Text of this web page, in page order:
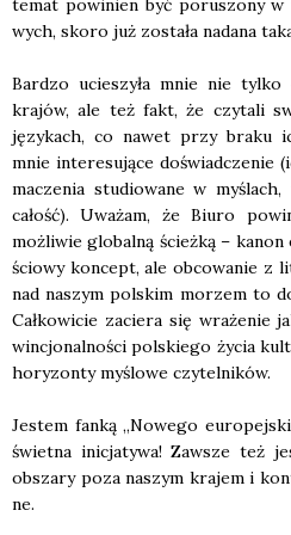
temat powi­nien być poru­szo­ny
wych, sko­ro już zosta­ła nada­na
Bar­dzo ucie­szy­ła mnie nie
kra­jów, ale też fakt, że czy­ta­li
języ­kach, co nawet przy bra­ku
mnie inte­re­su­ją­ce doświad­cze­nie
ma­cze­nia stu­dio­wa­ne w
całość). Uwa­żam, że Biu­ro
moż­li­wie glo­bal­ną ścież­ką –
ścio­wy kon­cept, ale obco­wa­nie z
nad naszym pol­skim morzem to
Cał­ko­wi­cie zacie­ra się
win­cjo­nal­no­ści pol­skie­go życia
hory­zon­ty myślo­we czy­tel­ni­ków.
Jestem fan­ką „Nowe­go
świet­na ini­cja­ty­wa! Zawsze też
obsza­ry poza naszym kra­jem i
ne.